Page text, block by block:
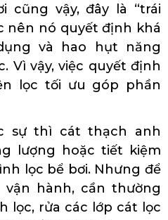
cũng vậy, đây là “trái
nên nó quyết định khá
và hao hụt năng
Vì vậy, việc quyết định
lọc tối ưu góp phần
sự thì cát thạch anh
lượng hoặc tiết kiệm
lọc bể bơi. Nhưng để
hành, cần thường
lọc, rửa các lớp cát lọc